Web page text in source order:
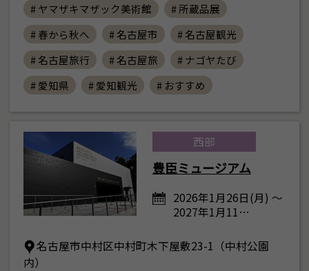
# ヤマザキマザック美術館
# 所蔵品展
# 春から秋へ
# 名古屋市
# 名古屋観光
# 名古屋旅行
# 名古屋旅
# ナゴヤたび
# 愛知県
# 愛知観光 # おすすめ
西部
豊臣ミュージアム
2026年1月26日(月) ～
2027年1月11…
名古屋市中村区中村町木下屋敷23-1（中村公園
内）